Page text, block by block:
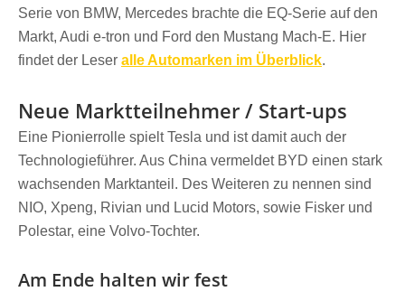
Serie von BMW, Mercedes brachte die EQ-Serie auf den
Markt, Audi e-tron und Ford den Mustang Mach-E. Hier
findet der Leser alle Automarken im Überblick.
Neue Marktteilnehmer / Start-ups
Eine Pionierrolle spielt Tesla und ist damit auch der
Technologieführer. Aus China vermeldet BYD einen stark
wachsenden Marktanteil. Des Weiteren zu nennen sind
NIO, Xpeng, Rivian und Lucid Motors, sowie Fisker und
Polestar, eine Volvo-Tochter.
Am Ende halten wir fest